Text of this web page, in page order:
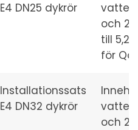
E4 DN25 dykrör
och 2
till
för
Installationssats
E4 DN32 dykrör
och 2